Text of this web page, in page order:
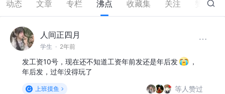
动态 文章 专栏 沸点 收藏集 关注 584
人间正四月
学生 · 2年前
发工资10号，现在还不知道工资年前发还是年后发
，
年后发，过年没得玩了
上班摸鱼 等人赞过